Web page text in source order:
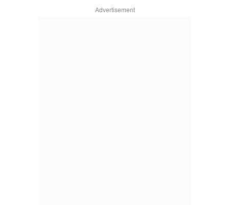
Advertisement